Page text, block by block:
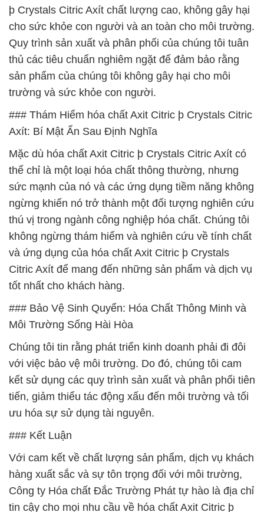
þ Crystals Citric Axít chất lượng cao, không gây hại
cho sức khỏe con người và an toàn cho môi trường.
Quy trình sản xuất và phân phối của chúng tôi tuân
thủ các tiêu chuẩn nghiêm ngặt để đảm bảo rằng
sản phẩm của chúng tôi không gây hại cho môi
trường và sức khỏe con người.
### Thám Hiểm hóa chất Axit Citric þ Crystals Citric
Axít: Bí Mật Ẩn Sau Định Nghĩa
Mặc dù hóa chất Axit Citric þ Crystals Citric Axít có
thể chỉ là một loại hóa chất thông thường, nhưng
sức mạnh của nó và các ứng dụng tiềm năng không
ngừng khiến nó trở thành một đối tượng nghiên cứu
thú vị trong ngành công nghiệp hóa chất. Chúng tôi
không ngừng thám hiểm và nghiên cứu về tính chất
và ứng dụng của hóa chất Axit Citric þ Crystals
Citric Axít để mang đến những sản phẩm và dịch vụ
tốt nhất cho khách hàng.
### Bảo Vệ Sinh Quyển: Hóa Chất Thông Minh và
Môi Trường Sống Hài Hòa
Chúng tôi tin rằng phát triển kinh doanh phải đi đôi
với việc bảo vệ môi trường. Do đó, chúng tôi cam
kết sử dụng các quy trình sản xuất và phân phối tiên
tiến, giảm thiểu tác động xấu đến môi trường và tối
ưu hóa sự sử dụng tài nguyên.
### Kết Luận
Với cam kết về chất lượng sản phẩm, dịch vụ khách
hàng xuất sắc và sự tôn trọng đối với môi trường,
Công ty Hóa chất Đắc Trường Phát tự hào là địa chỉ
tin cậy cho mọi nhu cầu về hóa chất Axit Citric þ